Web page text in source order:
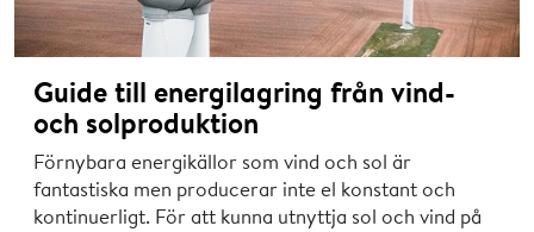
Guide till energilagring från vind-
och solproduktion
Förnybara energikällor som vind och sol är
fantastiska men producerar inte el konstant och
kontinuerligt. För att kunna utnyttja sol och vind på